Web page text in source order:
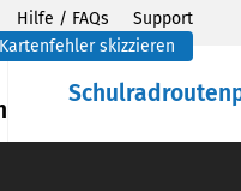
Hilfe / FAQs
Support
Kartenfehler skizzieren